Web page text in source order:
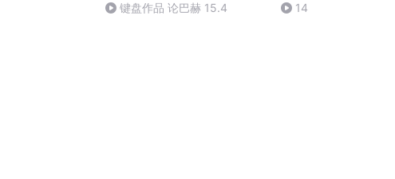
键盘作品 论巴赫 15.4 14